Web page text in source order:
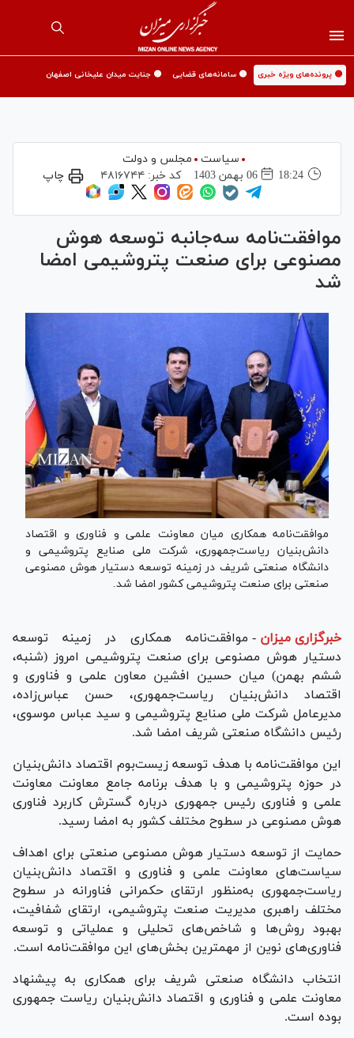
🟡 پرونده‌های ویژه خبری 🟡 سامانه‌های قضایی 🟡 جنایت میدان علیخانی اصفهان
سیاست
مجلس و دولت
18:24
06 بهمن 1403 کد خبر: ۴۸۱۶۷۴۴ چاپ
موافقت‌نامه سه‌جانبه توسعه هوش
مصنوعی برای صنعت پتروشیمی امضا
شد
موافقت‌نامه همکاری میان معاونت علمی و فناوری و اقتصاد
دانش‌بنیان ریاست‌جمهوری، شرکت ملی صنایع پتروشیمی و
دانشگاه صنعتی شریف در زمینه توسعه دستیار هوش مصنوعی
صنعتی برای صنعت پتروشیمی کشور امضا شد.
خبرگزاری میزان - موافقت‌نامه همکاری در زمینه توسعه
دستیار هوش مصنوعی برای صنعت پتروشیمی امروز (شنبه،
ششم بهمن) میان حسین افشین معاون علمی و فناوری و
اقتصاد دانش‌بنیان ریاست‌جمهوری، حسن عباس‌زاده،
مدیرعامل شرکت ملی صنایع پتروشیمی و سید عباس موسوی،
رئیس دانشگاه صنعتی شریف امضا شد.
این موافقت‌نامه با هدف توسعه زیست‌بوم اقتصاد دانش‌بنیان
در حوزه پتروشیمی و با هدف برنامه جامع معاونت معاونت
علمی و فناوری رئیس جمهوری درباره گسترش کاربرد فناوری
هوش مصنوعی در سطوح مختلف کشور به امضا رسید.
حمایت از توسعه دستیار هوش مصنوعی صنعتی برای اهداف
سیاست‌های معاونت علمی و فناوری و اقتصاد دانش‌بنیان
ریاست‌جمهوری به‌منظور ارتقای حکمرانی فناورانه در سطوح
مختلف راهبری مدیریت صنعت پتروشیمی، ارتقای شفافیت،
بهبود روش‌ها و شاخص‌های تحلیلی و عملیاتی و توسعه
فناوری‌های نوین از مهمترین بخش‌های این موافقت‌نامه است.
انتخاب دانشگاه صنعتی شریف برای همکاری به پیشنهاد
معاونت علمی و فناوری و اقتصاد دانش‌بنیان ریاست جمهوری
بوده است.